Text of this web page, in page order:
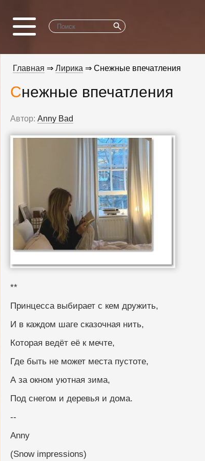
Главная ⇒ Лирика ⇒ Снежные впечатления
Снежные впечатления
Автор: Anny Bad
**
Принцесса выбирает с кем дружить,
И в каждом шаге сказочная нить,
Которая ведёт её к мечте,
Где быть не может места пустоте,
А за окном уютная зима,
Под снегом и деревья и дома.
--
Anny
(Snow impressions)